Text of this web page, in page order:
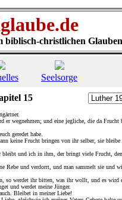
biblisch-christlichen Glauben
Seelsorge
15
wegnehmen; und eine jegliche, die da Frucht
geredet habe.
keine Frucht bringen von ihr selber, sie bleibe
und ich in ihm, der bringt viele Frucht,
Rebe und verdorrt, und man sammelt sie und
so werdet ihr bitten, was ihr wollt, und es wird
und werdet meine Jünger.
Bleibet in meiner Liebe!